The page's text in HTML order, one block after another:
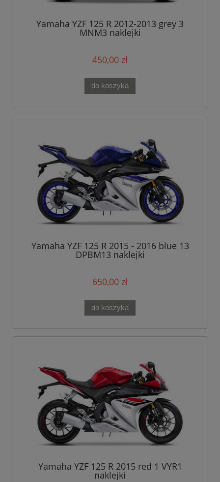
Yamaha YZF 125 R 2012-2013 grey 3
MNM3 naklejki
450,00 zł
do koszyka
Yamaha YZF 125 R 2015 - 2016 blue 13
DPBM13 naklejki
650,00 zł
do koszyka
Yamaha YZF 125 R 2015 red 1 VYR1
naklejki